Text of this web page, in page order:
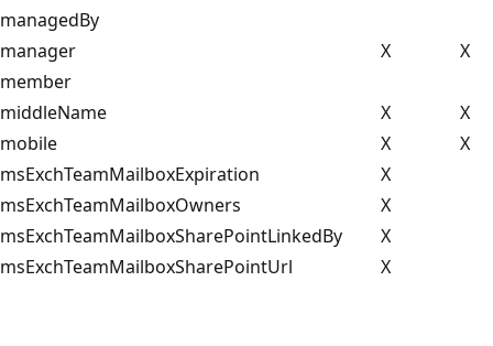
managedBy
manager
X
X
member
middleName
X
X
mobile
X
X
msExchTeamMailboxExpiration
X
msExchTeamMailboxOwners
X
msExchTeamMailboxSharePointLinkedBy
X
msExchTeamMailboxSharePointUrl
X